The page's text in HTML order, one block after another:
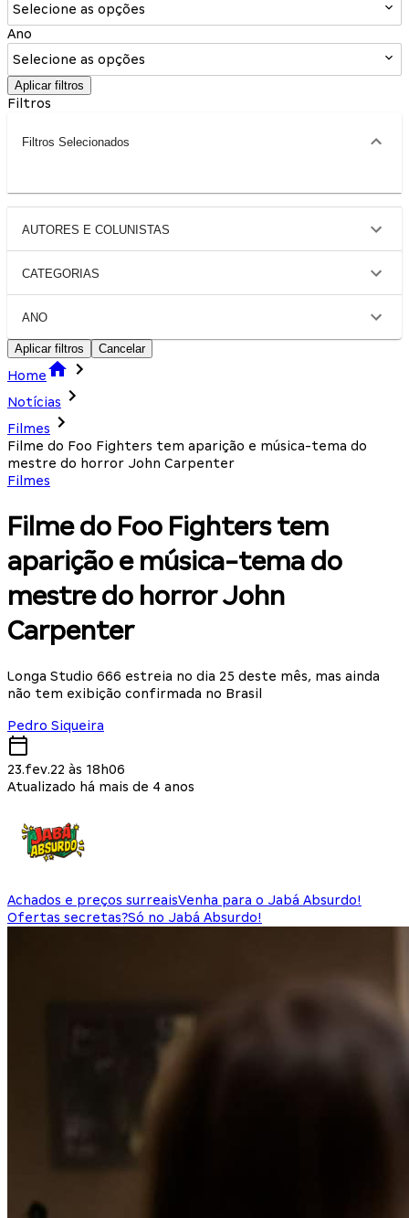
Selecione as opções
Ano
Selecione as opções
Aplicar filtros
Filtros
Filtros Selecionados
AUTORES E COLUNISTAS
CATEGORIAS
ANO
Aplicar filtros Cancelar
Home
Notícias
Filmes
Filme do Foo Fighters tem aparição e música-tema do
mestre do horror John Carpenter
Filmes
Filme do Foo Fighters tem
aparição e música-tema do
mestre do horror John
Carpenter
Longa Studio 666 estreia no dia 25 deste mês, mas ainda
não tem exibição confirmada no Brasil
Pedro Siqueira
23.fev.22 às 18h06
Atualizado há mais de 4 anos
Achados e preços surreaisVenha para o Jabá Absurdo!
Ofertas secretas?Só no Jabá Absurdo!